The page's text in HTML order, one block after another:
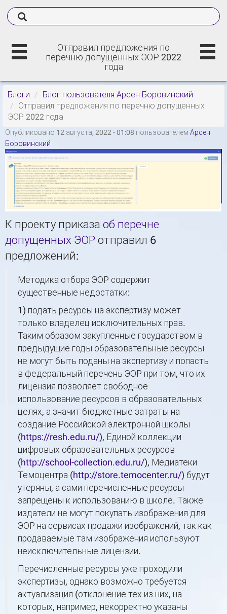
Отправил предложения по
перечню допущенных ЭОР 2022
года
Блоги
Блог пользователя Арсен Боровинский
Отправил предложения по перечню допущенных
ЭОР 2022 года
Опубликовано 12 августа, 2022 - 01:08 пользователем Арсен
Боровинский
К проекту приказа об перечне
допущенных ЭОР отправил 6
предложений:
Методика отбора ЭОР содержит
существенные недостатки:
1) подать ресурсы на экспертизу может
только владелец исключительных прав.
Таким образом закупленные государством в
предыдущие годы образовательные ресурсы
не могут быть поданы на экспертизу и попасть
в федеральный перечень ЭОР при том, что их
лицензия позволяет свободное
использование ресурсов в образовательных
целях, а значит бюджетные затраты на
создание Российской электронной школы
(https://resh.edu.ru/), Единой коллекции
цифровых образовательных ресурсов
(http://school-collection.edu.ru/), Медиатеки
Темоцентра (http://store.temocenter.ru/) будут
утеряны, а сами перечисленные ресурсы
запрещены к использованию в школе. Также
издатели не могут покупать изображения для
ЭОР на сервисах продажи изображений, так как
продаваемые там изображения используют
неисключительные лицензии.
Перечисленные ресурсы уже проходили
экспертизы, однако возможно требуется
актуализация (отклонение тех из них, на
которых, например, некорректно указаны